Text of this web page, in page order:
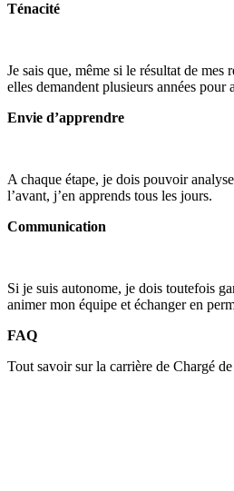
Ténacité
Je sais que, même si le résultat de mes
elles demandent plusieurs années pour
Envie d’apprendre
A chaque étape, je dois pouvoir
l’avant, j’en apprends tous les jours.
Communication
Si je suis autonome, je dois toutefois
animer mon équipe et échanger en
FAQ
Tout savoir sur la carrière de Chargé